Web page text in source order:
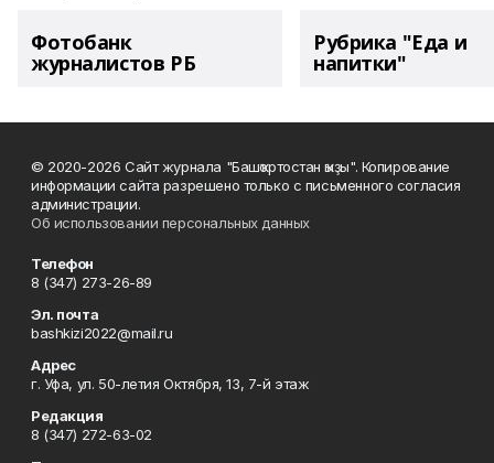
Фотобанк
журналистов РБ
Рубрика "Еда и
напитки"
© 2020-2026 Сайт журнала "Башҡортостан ҡыҙы". Копирование
информации сайта разрешено только с письменного согласия
администрации.
Об использовании персональных данных
Телефон
8 (347) 273-26-89
Эл. почта
bashkizi2022@mail.ru
Адрес
г. Уфа, ул. 50-летия Октября, 13, 7-й этаж
Редакция
8 (347) 272-63-02